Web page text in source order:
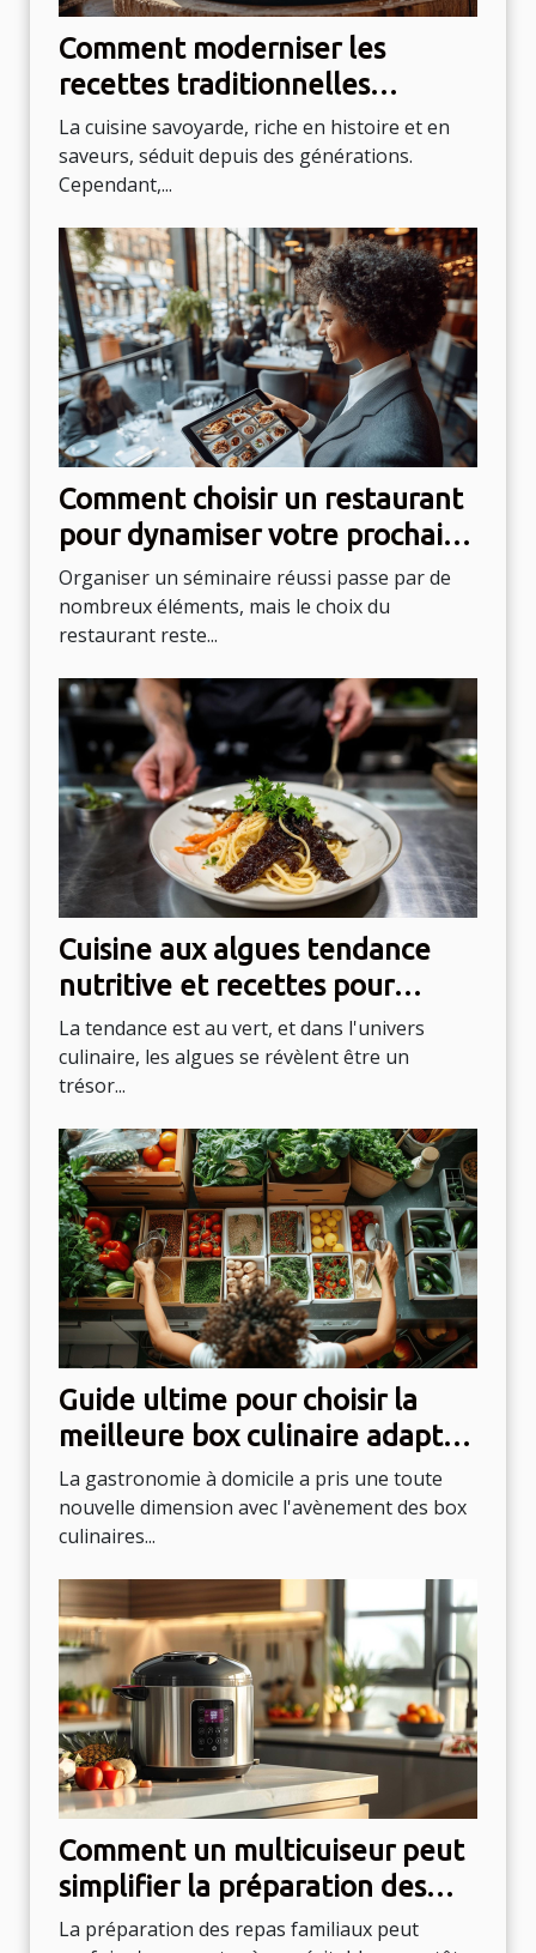
Comment moderniser les
recettes traditionnelles
savoyardes ?
La cuisine savoyarde, riche en histoire et en
saveurs, séduit depuis des générations.
Cependant,...
Comment choisir un restaurant
pour dynamiser votre prochain
séminaire ?
Organiser un séminaire réussi passe par de
nombreux éléments, mais le choix du
restaurant reste...
Cuisine aux algues tendance
nutritive et recettes pour
intégrer les algues à votre
alimentation
La tendance est au vert, et dans l'univers
culinaire, les algues se révèlent être un
trésor...
Guide ultime pour choisir la
meilleure box culinaire adaptée
à vos goûts
La gastronomie à domicile a pris une toute
nouvelle dimension avec l'avènement des box
culinaires...
Comment un multicuiseur peut
simplifier la préparation des
repas familiaux
La préparation des repas familiaux peut